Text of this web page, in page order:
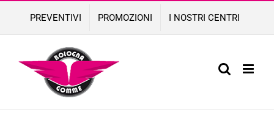
content
PREVENTIVI PROMOZIONI I NOSTRI CENTRI